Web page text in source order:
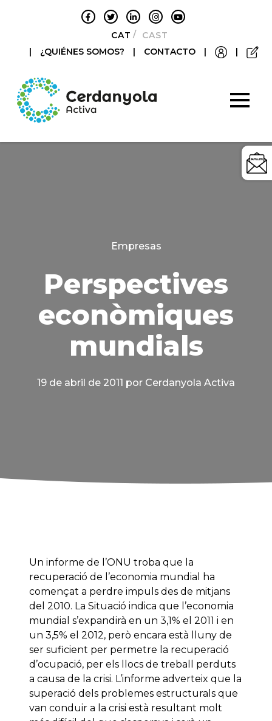
CATALÀCASTELLANO
|
¿QUIÉNES SOMOS? | CONTACTO | |
Categories
Empresas
Perspectives
econòmiques
mundials
19 de abril de 2011 por Cerdanyola Activa
Un informe de l’ONU troba que la
recuperació de l’economia mundial ha
començat a perdre impuls des de mitjans
del 2010. La Situació indica que l’economia
mundial s’expandirà en un 3,1% el 2011 i en
un 3,5% el 2012, però encara està lluny de
ser suficient per permetre la recuperació
d’ocupació, per els llocs de treball perduts
a causa de la crisi. L’informe adverteix que la
superació dels problemes estructurals que
van conduir a la crisi està resultant molt